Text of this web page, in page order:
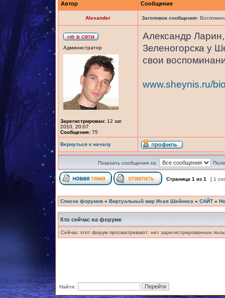
Автор Сообщение
Alexander Заголовок сообщения:
Администратор
Зарегистрирован: 12 авг
2010, 20:07
Сообщения: 75
Александр
Зеленогорска у
свои
www.sheynis.ru/
Вернуться к началу
Показать сообщения за:
Страница 1 из 1 [ 1
Список форумов » Виртуальный мир Исая Шейниса » САЙТ »
Кто сейчас на форуме
Сейчас этот форум просматривают: нет зарегистрированных
Найти: